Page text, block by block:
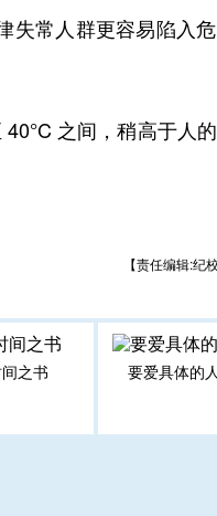
失常人群更容易陷入
之间，稍高于人
【责任编辑:纪
间之书 要爱具体的